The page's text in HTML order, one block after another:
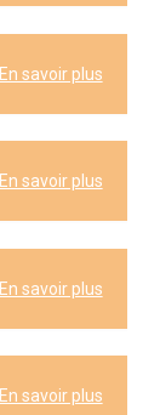
En savoir plus
En savoir plus
En savoir plus
En savoir plus